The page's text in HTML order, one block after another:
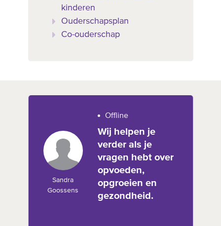
kinderen
Ouderschapsplan
Co-ouderschap
Sandra
Goossens
Offline
Wij helpen je
verder als je
vragen hebt over
opvoeden,
opgroeien en
gezondheid.